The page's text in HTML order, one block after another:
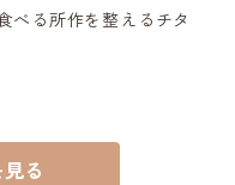
る所作を整えるチタ
る